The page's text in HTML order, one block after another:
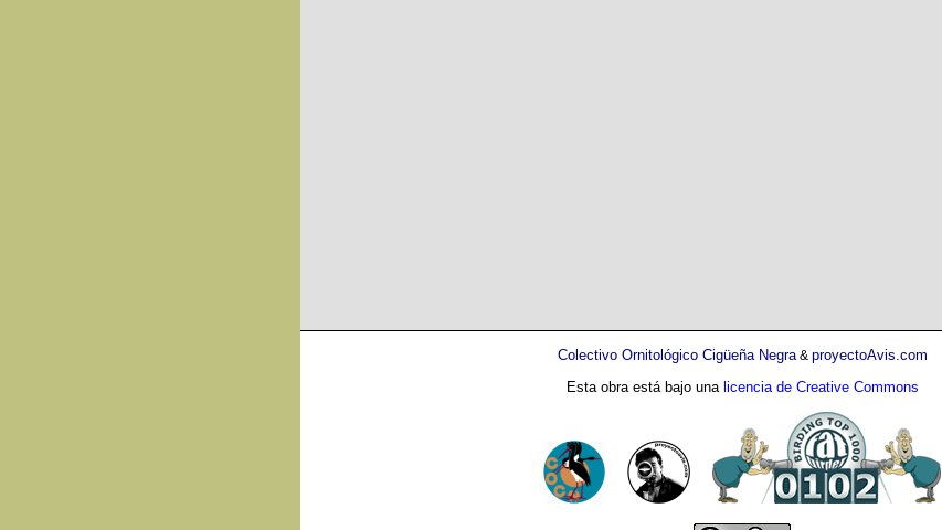
Colectivo Ornitológico Cigüeña Negra& proyectoAvis.com
Esta obra está bajo una licencia de Creative Commons